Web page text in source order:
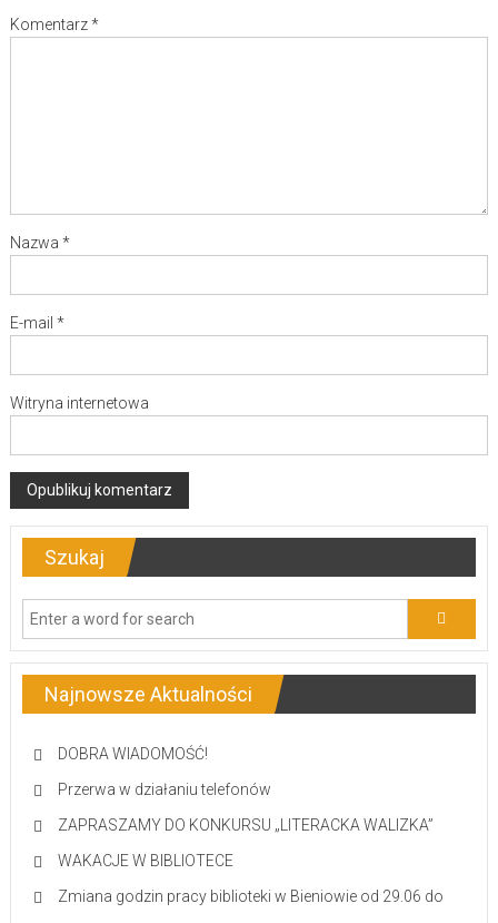
Komentarz*
Nazwa *
E-mail *
Witryna internetowa
Szukaj
Najnowsze Aktualności
DOBRA WIADOMOŚĆ!
Przerwa w działaniu telefonów
ZAPRASZAMY DO KONKURSU „LITERACKA WALIZKA”
WAKACJE W BIBLIOTECE
Zmiana godzin pracy biblioteki w Bieniowie od 29.06 do